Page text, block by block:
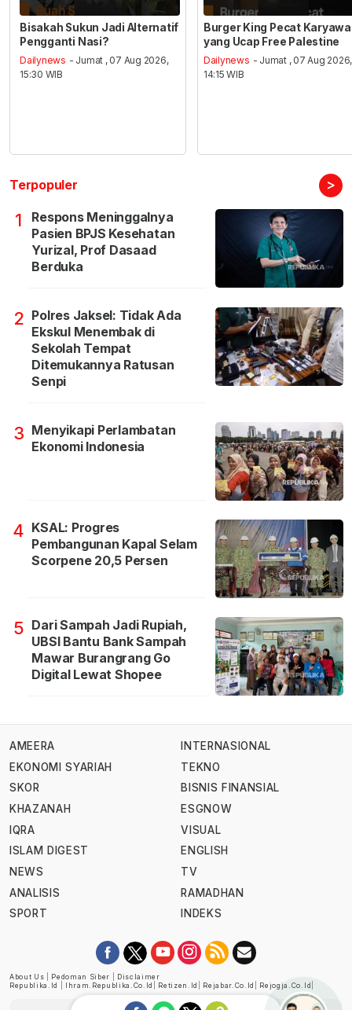
Bisakah Sukun Jadi Alternatif
Pengganti Nasi?
Dailynews - Jumat , 07 Aug 2026,
15:30 WIB
Burger King Pecat
yang Ucap Free Palestine
Dailynews - Jumat , 07 Aug 2026,
14:15 WIB
Terpopuler >
1
Respons Meninggalnya
Pasien BPJS Kesehatan
Yurizal, Prof Dasaad
Berduka
2 Polres Jaksel: Tidak Ada
Ekskul Menembak di
Sekolah Tempat
Ditemukannya Ratusan
Senpi
3 Menyikapi Perlambatan
Ekonomi Indonesia
4 KSAL: Progres
Pembangunan Kapal Selam
Scorpene 20,5 Persen
5 Dari Sampah Jadi Rupiah,
UBSI Bantu Bank Sampah
Mawar Burangrang Go
Digital Lewat Shopee
AMEERA
EKONOMI SYARIAH
SKOR
KHAZANAH
IQRA
ISLAM DIGEST
NEWS
ANALISIS
SPORT
INTERNASIONAL
TEKNO
BISNIS FINANSIAL
ESGNOW
VISUAL
ENGLISH
TV
RAMADHAN
INDEKS
About Us Pedoman Siber
Disclaimer
Republika.id
Ihram.republika.co.id Retizen.id Rejabar.co.id Rejogja.co.id